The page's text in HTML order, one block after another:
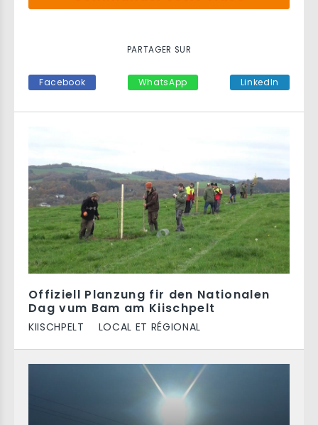
Offiziell Planzung fir den Nationalen
Dag vum Bam am Kiischpelt
KIISCHPELT LOCAL ET RÉGIONAL
PARTAGER SUR
Facebook WhatsApp LinkedIn